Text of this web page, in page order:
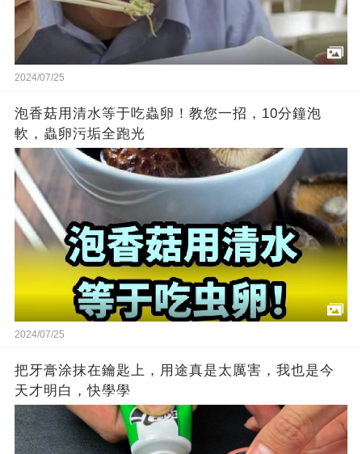
2024/07/25
泡香菇用清水等于吃蟲卵！教您一招，10分鐘泡
軟，蟲卵污垢全跑光
2024/07/25
把牙膏涂抹在鑰匙上，用途真是太厲害，我也是今
天才明白，快學學